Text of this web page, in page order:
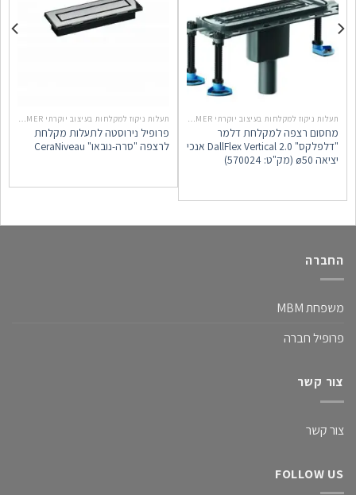
תעלות ניקוז למקלחות בעיצוב יוקרתי DALLMER גרמניה
מחסום רצפה למקלחת דלמר
"דלפלקס" DallFlex Vertical 2.0 אנכי
יציאה ø50 (מק"ט: 570024)
תעלות ניקוז למקלחות בעיצוב יוקרתי DALLMER גרמניה
פרופיל נירוסטה לתעלות מקלחת
לרצפה "סרה-נובאו" CeraNiveau
החברה
משפחת MBM
פרופיל חברה
צור קשר
צור קשר
FOLLOW US